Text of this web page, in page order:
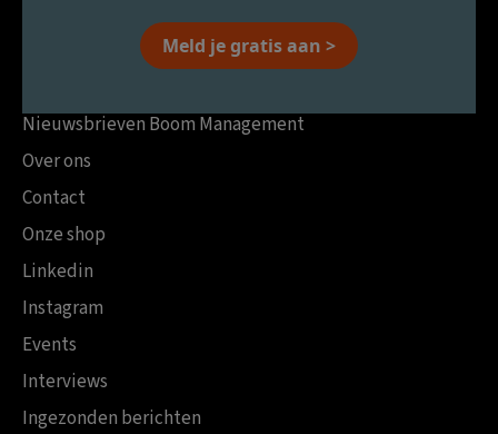
Meld je gratis aan >
Nieuwsbrieven Boom Management
Over ons
Contact
Onze shop
Linkedin
Instagram
Events
Interviews
Ingezonden berichten